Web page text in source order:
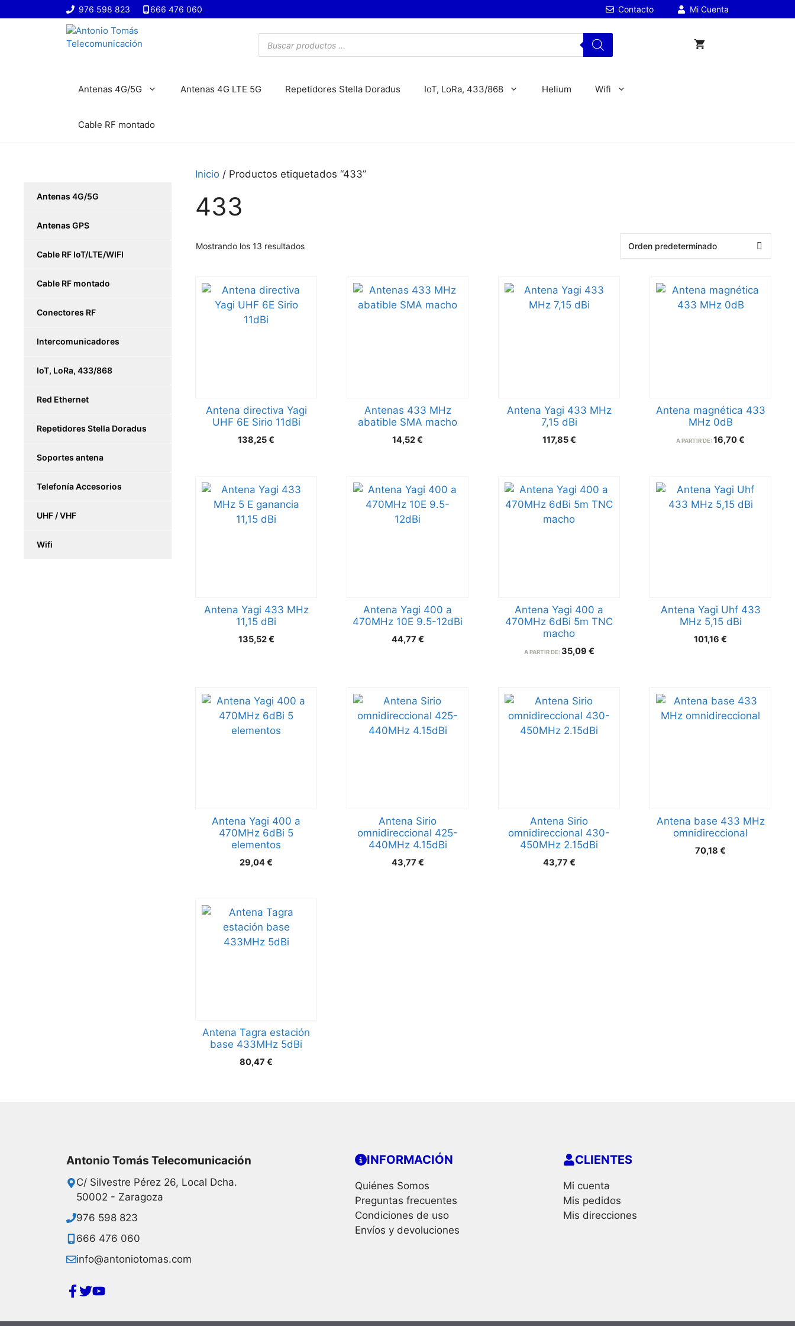
al
976 598 823 666 476 060 Contacto Mi Cuenta
Búsqueda
de
productos
Antenas 4G/5G Antenas 4G LTE 5G Repetidores Stella Doradus IoT, LoRa, 433/868 Helium Wifi
Cable RF montado
Inicio / Productos etiquetados “433”
433
Mostrando los 13 resultados
Antena directiva Yagi
UHF 6E Sirio 11dBi
138,25€
Antenas 433 MHz
abatible SMA macho
14,52€
Antena Yagi 433 MHz
7,15 dBi
117,85€
Antena magnética 433
MHz 0dB
A PARTIR DE: 16,70€
Antena Yagi 433 MHz
11,15 dBi
135,52€
Antena Yagi 400 a
470MHz 10E 9.5-12dBi
44,77 €
Antena Yagi 400 a
470MHz 6dBi 5m TNC
macho
A PARTIR DE: 35,09 €
Antena Yagi Uhf 433
MHz 5,15 dBi
101,16 €
Antena Yagi 400 a
470MHz 6dBi 5
elementos
29,04€
Antena Sirio
omnidireccional 425-
440MHz 4.15dBi
43,77 €
Antena Sirio
omnidireccional 430-
450MHz 2.15dBi
43,77 €
Antena base 433 MHz
omnidireccional
70,18 €
Antena Tagra estación
base 433MHz 5dBi
80,47 €
Antenas 4G/5G
Antenas GPS
Cable RF IoT/LTE/WIFI
Cable RF montado
Conectores RF
Intercomunicadores
IoT, LoRa, 433/868
Red Ethernet
Repetidores Stella Doradus
Soportes antena
Telefonía Accesorios
UHF / VHF
Wifi
Antonio Tomás Telecomunicación
C/ Silvestre Pérez 26, Local Dcha.
50002 - Zaragoza
976 598 823
666 476 060
info@antoniotomas.com
INFORMACIÓN
Quiénes Somos
Preguntas frecuentes
Condiciones de uso
Envíos y devoluciones
CLIENTES
Mi cuenta
Mis pedidos
Mis direcciones